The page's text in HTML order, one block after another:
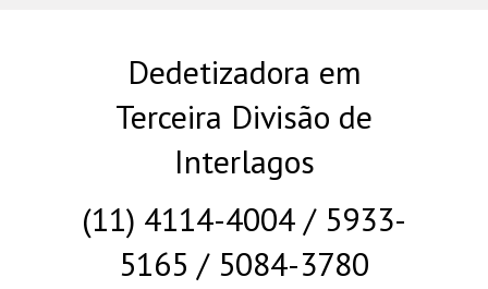
Dedetizadora em
Terceira Divisão de
Interlagos
(11) 4114-4004 / 5933-
5165 / 5084-3780